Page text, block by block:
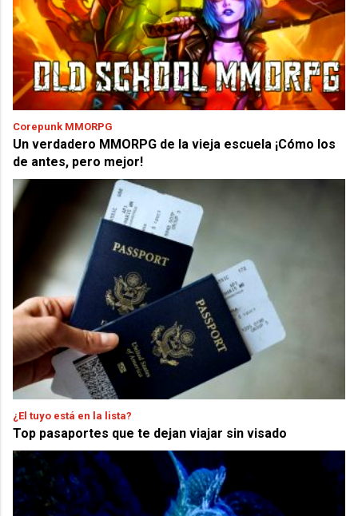
Corepunk MMORPG
Un verdadero MMORPG de la vieja escuela ¡Cómo los
de antes, pero mejor!
¿El tuyo está en la lista?
Top pasaportes que te dejan viajar sin visado